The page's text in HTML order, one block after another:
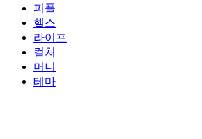
피플
헬스
라이프
컬처
머니
테마